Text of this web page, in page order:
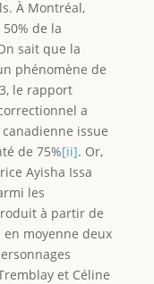
À Montréal,
de la
sait que la
phénomène de
le rapport
a
issue
de 75%[ii]. Or,
Ayisha Issa
les
à partir de
moyenne deux
et Céline